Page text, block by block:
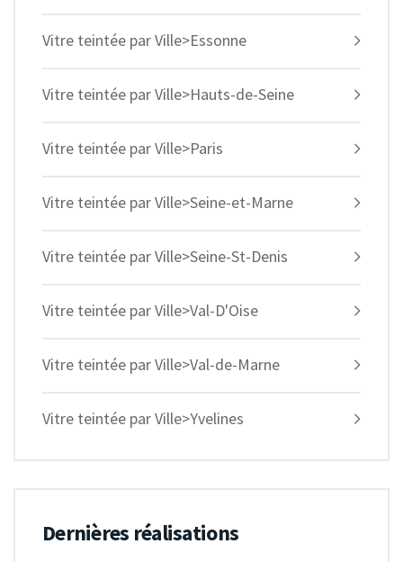
Vitre teintée par Ville>Essonne
Vitre teintée par Ville>Hauts-de-Seine
Vitre teintée par Ville>Paris
Vitre teintée par Ville>Seine-et-Marne
Vitre teintée par Ville>Seine-St-Denis
Vitre teintée par Ville>Val-D'Oise
Vitre teintée par Ville>Val-de-Marne
Vitre teintée par Ville>Yvelines
Dernières réalisations